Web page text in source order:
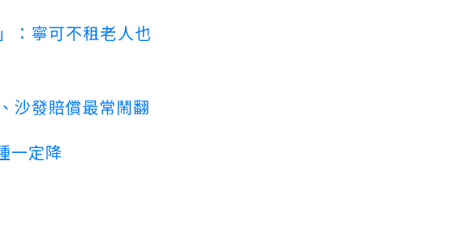
：寧可不租老人也
沙發賠償最常鬧翻
一定降